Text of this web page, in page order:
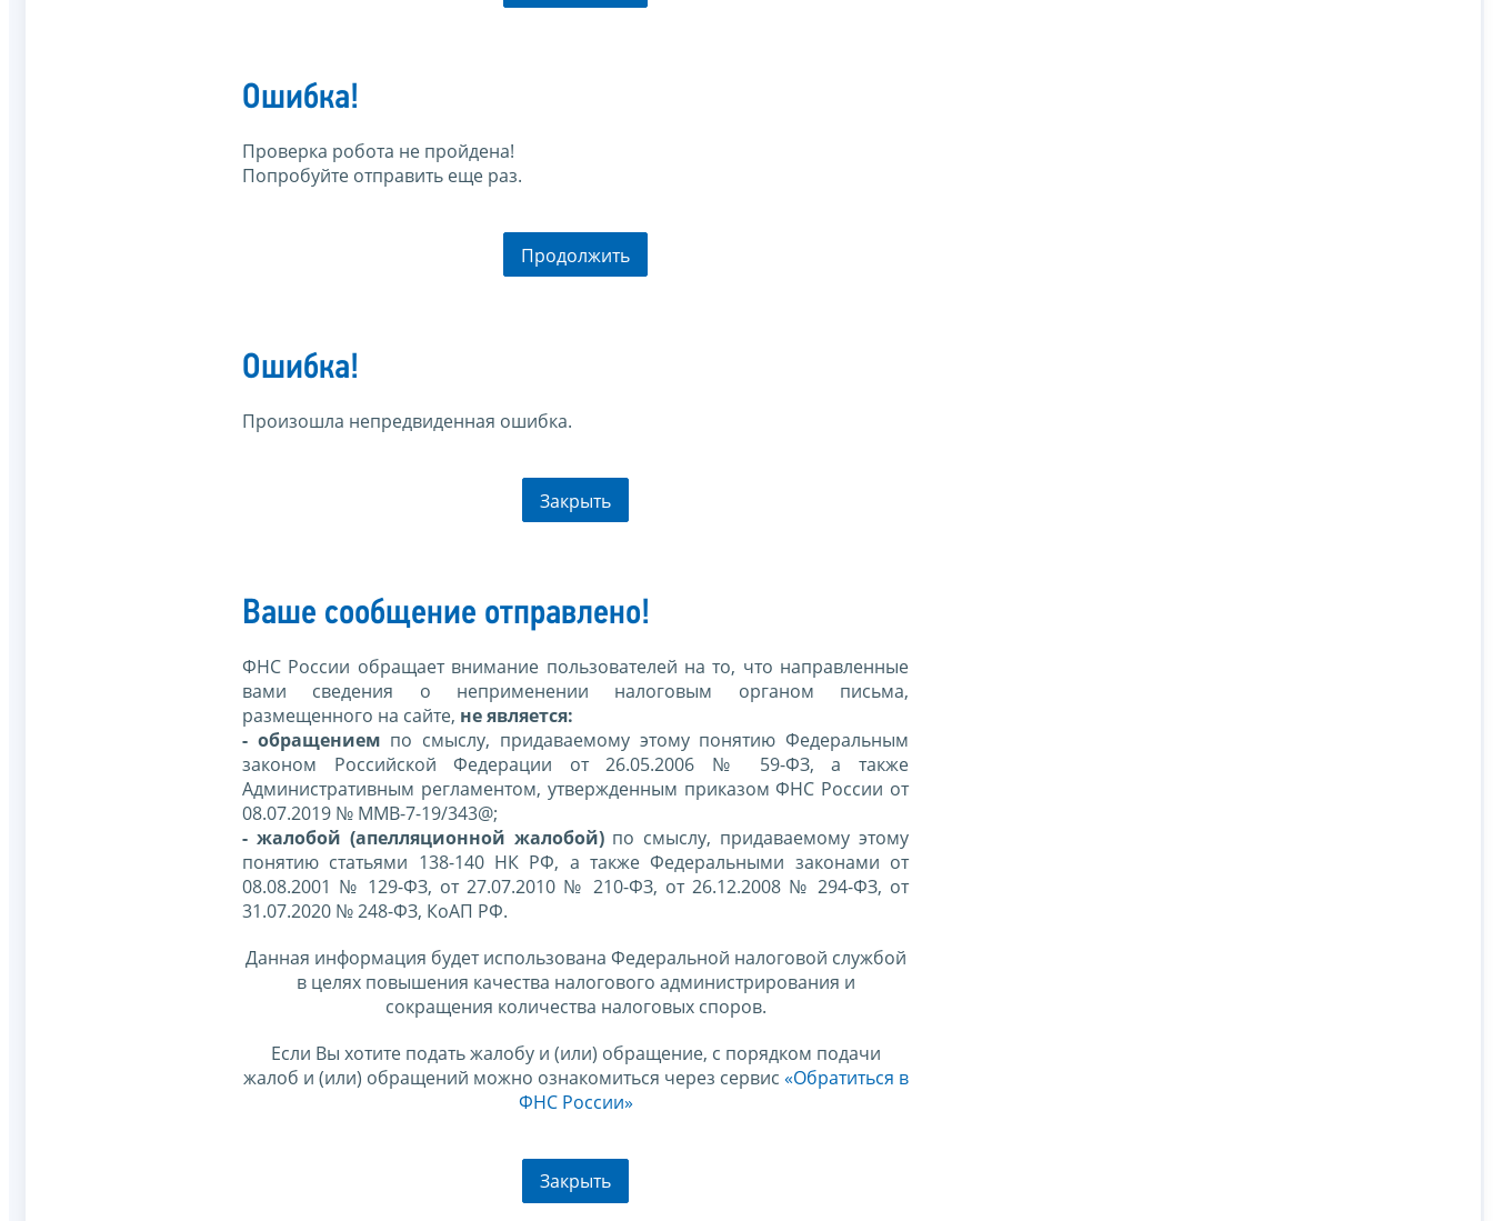
Ошибка!
Проверка робота не пройдена!
Попробуйте отправить еще раз.
Продолжить
Ошибка!
Произошла непредвиденная ошибка.
Закрыть
Ваше сообщение отправлено!
ФНС России обращает внимание пользователей на то, что направленные
вами сведения о неприменении налоговым органом письма,
размещенного на сайте, не является:
- обращением по смыслу, придаваемому этому понятию Федеральным
законом Российской Федерации от 26.05.2006 № 59-ФЗ, а также
Административным регламентом, утвержденным приказом ФНС России от
08.07.2019 № ММВ-7-19/343@;
- жалобой (апелляционной жалобой)по смыслу, придаваемому этому
понятию статьями 138-140 НК РФ, а также Федеральными законами от
08.08.2001 № 129-ФЗ, от 27.07.2010 № 210-ФЗ, от 26.12.2008 № 294-ФЗ, от
31.07.2020 № 248-ФЗ, КоАП РФ.
Данная информация будет использована Федеральной налоговой службой
в целях повышения качества налогового администрирования и
сокращения количества налоговых споров.
Если Вы хотите подать жалобу и (или) обращение, с порядком подачи
жалоб и (или) обращений можно ознакомиться через сервис «Обратиться в
ФНС России»
Закрыть